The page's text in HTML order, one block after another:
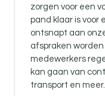
zorgen voor een
pand klaar is voor
ontsnapt aan
afspraken
medewerkers
kan gaan van
transport en meer.